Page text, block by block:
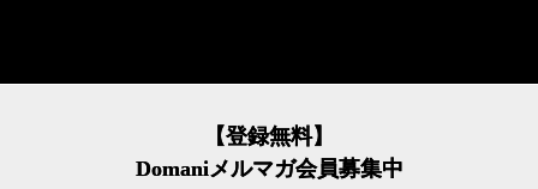
【登録無料】
Domaniメルマガ会員募集中